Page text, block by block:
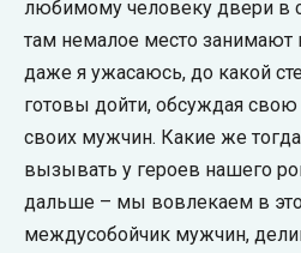
любимому человеку двери в
там немалое место занимают
даже я ужасаюсь, до какой
готовы дойти, обсуждая
своих мужчин. Какие же
вызывать у героев нашего
дальше – мы вовлекаем в
междусобойчик мужчин,